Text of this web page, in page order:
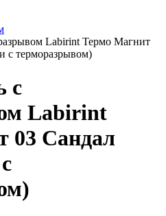
Labirint Термо Магнит
с терморазрывом)
с
Labirint
03 Сандал